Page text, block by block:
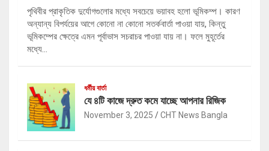
পৃথিবীর প্রাকৃতিক দুর্যোগগুলোর মধ্যে সবচেয়ে ভয়াবহ হলো ভূমিকম্প। কারণ
অন্যান্য বিপর্যয়ের আগে কোনো না কোনো সতর্কবার্তা পাওয়া যায়, কিন্তু
ভূমিকম্পের ক্ষেত্রে এমন পূর্বাভাস সচরাচর পাওয়া যায় না। ফলে মুহূর্তের
মধ্যে…
ধর্মীয় বার্তা
যে ৪টি কাজে দ্রুত কমে যাচ্ছে আপনার রিজিক
November 3, 2025 CHT News Bangla